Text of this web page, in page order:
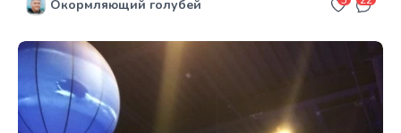
Окормляющий голубей